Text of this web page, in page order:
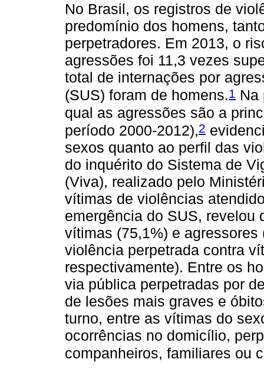
No Brasil, os registros de
predomínio dos homens,
perpetradores. Em 2013, o
agressões foi 11,3 vezes
total de internações por
(SUS) foram de homens.1 Na
qual as agressões são a
período 2000-2012),2
sexos quanto ao perfil das
do inquérito do Sistema de
(Viva), realizado pelo
vítimas de violências
emergência do SUS, revelou
vítimas (75,1%) e
violência perpetrada contra
respectivamente). Entre os
via pública perpetradas por
de lesões mais graves e
turno, entre as vítimas do
ocorrências no domicílio,
companheiros, familiares ou